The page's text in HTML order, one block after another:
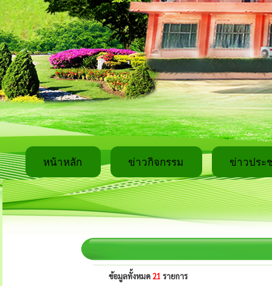
หน้าหลัก ข่าวกิจกรรม ข่าวประ
ข้อมูลทั้งหมด 21 รายการ